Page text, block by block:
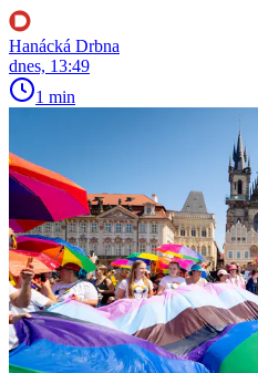
Hanácká Drbna
dnes, 13:49
1 min